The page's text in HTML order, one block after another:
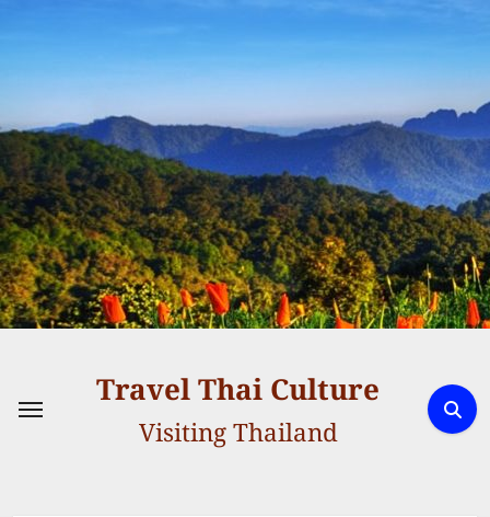
content
Travel Thai Culture
Visiting Thailand